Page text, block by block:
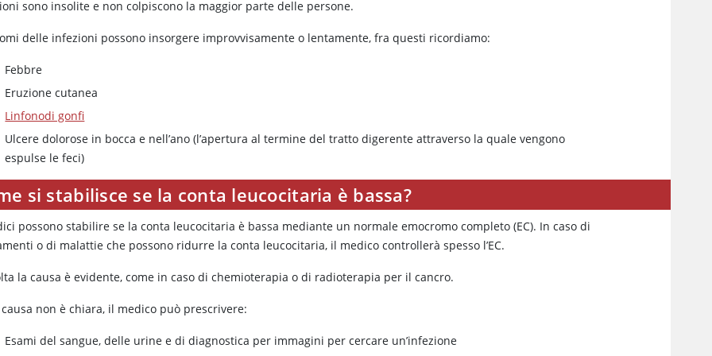
sono insolite e non colpiscono la maggior parte delle persone.
delle infezioni possono insorgere improvvisamente o lentamente, fra questi ricordiamo:
Febbre
Eruzione cutanea
Linfonodi gonfi
Ulcere dolorose in bocca e nell’ano (l’apertura al termine del tratto digerente attraverso la quale vengono
espulse le feci)
si stabilisce se la conta leucocitaria è bassa?
possono stabilire se la conta leucocitaria è bassa mediante un normale emocromo completo (EC). In caso di
o di malattie che possono ridurre la conta leucocitaria, il medico controllerà spesso l’EC.
la causa è evidente, come in caso di chemioterapia o di radioterapia per il cancro.
causa non è chiara, il medico può prescrivere:
Esami del sangue, delle urine e di diagnostica per immagini per cercare un’infezione